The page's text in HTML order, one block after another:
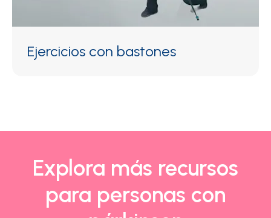
Ejercicios con bastones
Explora más recursos
para personas con